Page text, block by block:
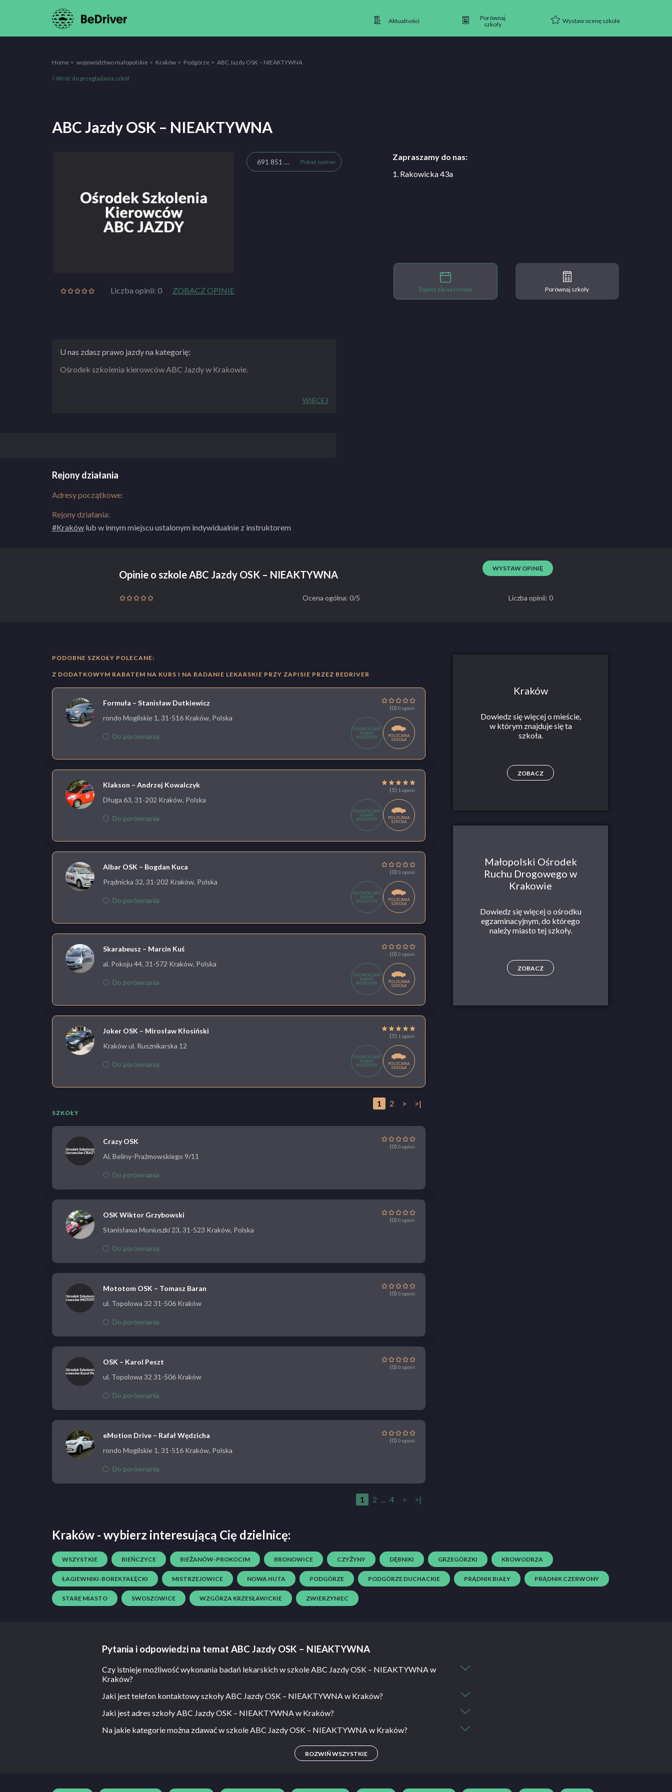
Aktualności
Porównaj
szkoły
Wystaw ocenę szkole
Home województwo małopolskie Kraków Podgórze ABC Jazdy OSK – NIEAKTYWNA
Wróć do przeglądania szkół
ABC Jazdy OSK – NIEAKTYWNA
Liczba opinii: 0 ZOBACZ OPINIE
691 851 188 Pokaż numer
Zapraszamy do nas:
1. Rakowicka 43a
Zapisz się na termin Porównaj szkoły
U nas zdasz prawo jazdy na kategorię:
Ośrodek szkolenia kierowców ABC Jazdy w Krakowie.
WIĘCEJ
Rejony działania
Adresy początkowe:
Rejony działania:
#Kraków lub w innym miejscu ustalonym indywidualnie z instruktorem
Opinie o szkole ABC Jazdy OSK – NIEAKTYWNA
WYSTAW OPINIĘ
Ocena ogólna: 0/5 Liczba opinii: 0
PODOBNE SZKOŁY POLECANE:
Z DODATKOWYM RABATEM NA KURS I NA BADANIE LEKARSKIE PRZY ZAPISIE PRZEZ BEDRIVER
Formuła – Stanisław Dutkiewicz
(0) 0 opinii
rondo Mogilskie 1, 31-516 Kraków, Polska
Do porównania
DODATKOWY
RABAT
BEDRIVER
POLECANA
SZKOŁA
Klakson – Andrzej Kowalczyk
(5) 1 opinii
Długa 63, 31-202 Kraków, Polska
Do porównania
DODATKOWY
RABAT
BEDRIVER
POLECANA
SZKOŁA
Albar OSK – Bogdan Kuca
(0) 0 opinii
Prądnicka 32, 31-202 Kraków, Polska
Do porównania
DODATKOWY
RABAT
BEDRIVER
POLECANA
SZKOŁA
Skarabeusz – Marcin Kuś
(0) 0 opinii
al. Pokoju 44, 31-572 Kraków, Polska
Do porównania
DODATKOWY
RABAT
BEDRIVER
POLECANA
SZKOŁA
Joker OSK – Mirosław Kłosiński
(5) 1 opinii
Kraków ul. Rusznikarska 12
Do porównania
DODATKOWY
RABAT
BEDRIVER
POLECANA
SZKOŁA
1 2 > >|
SZKOŁY
Crazy OSK
(0) 0 opinii
Al. Beliny-Prażmowskiego 9/11
Do porównania
OSK Wiktor Grzybowski
(0) 0 opinii
Stanisława Moniuszki 23, 31-523 Kraków, Polska
Do porównania
Mototom OSK – Tomasz Baran
(0) 0 opinii
ul. Topolowa 32 31-506 Kraków
Do porównania
OSK – Karol Peszt
(0) 0 opinii
ul. Topolowa 32 31-506 Kraków
Do porównania
eMotion Drive – Rafał Wędzicha
(0) 0 opinii
rondo Mogilskie 1, 31-516 Kraków, Polska
Do porównania
1 2 ... 4 > >|
Kraków
Dowiedz się więcej o mieście,
w którym znajduje się ta
szkoła.
ZOBACZ
Małopolski Ośrodek
Ruchu Drogowego w
Krakowie
Dowiedz się więcej o ośrodku
egzaminacyjnym, do którego
należy miasto tej szkoły.
ZOBACZ
Kraków - wybierz interesującą Cię dzielnicę:
WSZYSTKIE BIEŃCZYCE BIEŻANÓW-PROKOCIM BRONOWICE CZYŻYNY DĘBNIKI GRZEGÓRZKI KROWODRZA
ŁAGIEWNIKI-BOREK FAŁĘCKI MISTRZEJOWICE NOWA HUTA PODGÓRZE PODGÓRZE DUCHACKIE PRĄDNIK BIAŁY PRĄDNIK CZERWONY
STARE MIASTO SWOSZOWICE WZGÓRZA KRZESŁAWICKIE ZWIERZYNIEC
Pytania i odpowiedzi na temat ABC Jazdy OSK – NIEAKTYWNA
Czy istnieje możliwość wykonania badań lekarskich w szkole ABC Jazdy OSK – NIEAKTYWNA w
Kraków?
Nie, nie ma takiej możliwości.
Jaki jest telefon kontaktowy szkoły ABC Jazdy OSK – NIEAKTYWNA w Kraków?
691 851 188
Jaki jest adres szkoły ABC Jazdy OSK – NIEAKTYWNA w Kraków?
Rakowicka 43a
Na jakie kategorie można zdawać w szkole ABC Jazdy OSK – NIEAKTYWNA w Kraków?
ROZWIŃ WSZYSTKIE